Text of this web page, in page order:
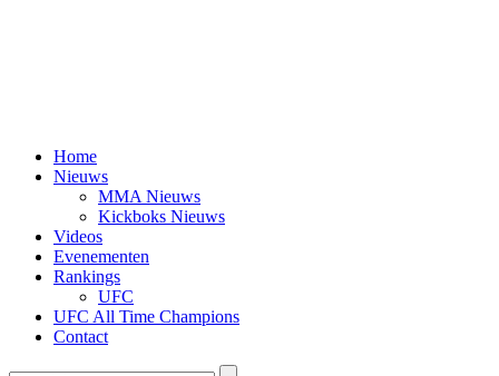
Home
Nieuws
MMA Nieuws
Kickboks Nieuws
Videos
Evenementen
Rankings
UFC
UFC All Time Champions
Contact